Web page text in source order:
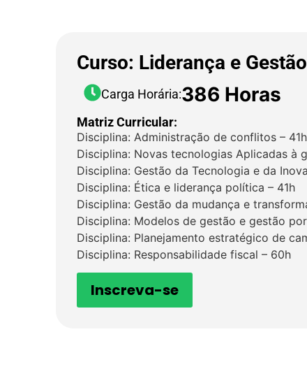
Curso: Liderança e
Carga Horária:386 Horas
Matriz Curricular:
Disciplina: Administração de conflitos – 41h
Disciplina: Novas tecnologias Aplicadas à
Disciplina: Gestão da Tecnologia e da
Disciplina: Ética e liderança política – 41h
Disciplina: Gestão da mudança e
Disciplina: Modelos de gestão e gestão
Disciplina: Planejamento estratégico de
Disciplina: Responsabilidade fiscal – 60h
Inscreva-se